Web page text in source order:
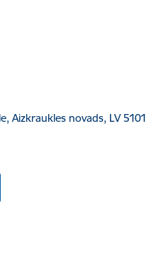
Aizkraukles novads, LV 5101